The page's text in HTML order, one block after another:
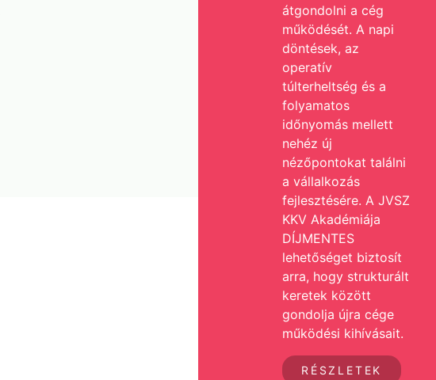
átgondolni a cég
működését. A napi
döntések, az
operatív
túlterheltség és a
folyamatos
időnyomás mellett
nehéz új
nézőpontokat találni
a vállalkozás
fejlesztésére. A JVSZ
KKV Akadémiája
DÍJMENTES
lehetőséget biztosít
arra, hogy strukturált
keretek között
gondolja újra cége
működési kihívásait.
RÉSZLETEK